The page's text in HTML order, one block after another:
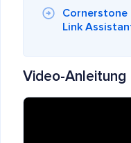
Link
Video-Anleitung